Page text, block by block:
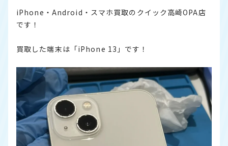
iPhone・Android・スマホ買取のクイック高崎OPA店
です！
買取した端末は「iPhone 13」です！